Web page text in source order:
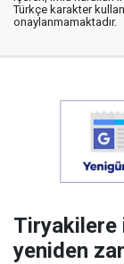
Türkçe karakter
onaylanmamaktadır.
Tiryakilere
yeniden